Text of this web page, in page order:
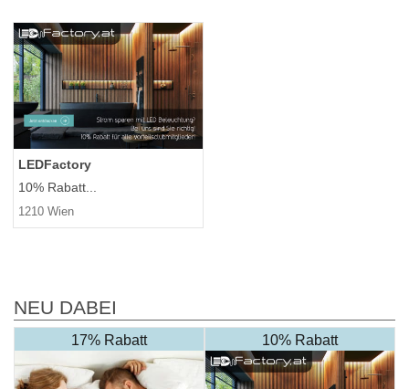
LEDFactory
10% Rabatt...
1210 Wien
NEU DABEI
17% Rabatt 10% Rabatt